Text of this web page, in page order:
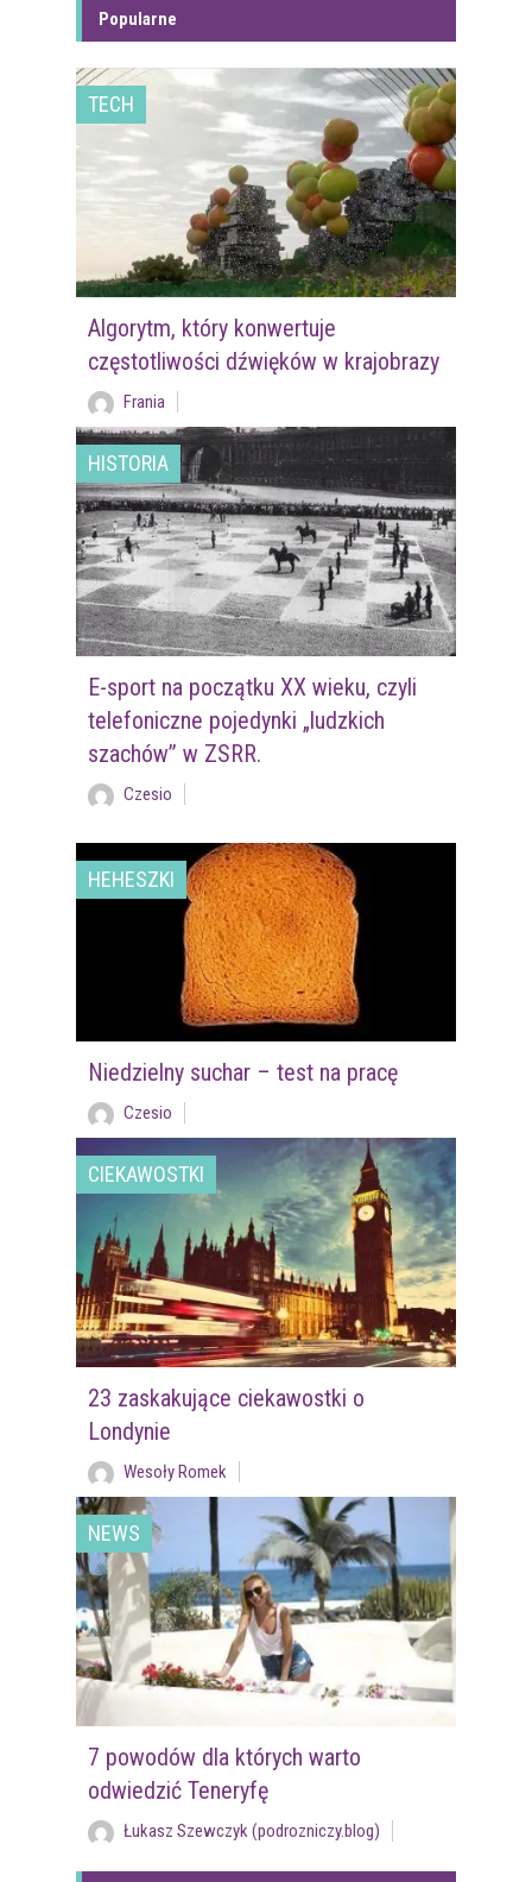
Popularne
TECH
Algorytm, który konwertuje
częstotliwości dźwięków w krajobrazy
Frania
HISTORIA
E-sport na początku XX wieku, czyli
telefoniczne pojedynki „ludzkich
szachów” w ZSRR.
Czesio
HEHESZKI
Niedzielny suchar – test na pracę
Czesio
CIEKAWOSTKI
23 zaskakujące ciekawostki o
Londynie
Wesoły Romek
NEWS
7 powodów dla których warto
odwiedzić Teneryfę
Łukasz Szewczyk (podrozniczy.blog)